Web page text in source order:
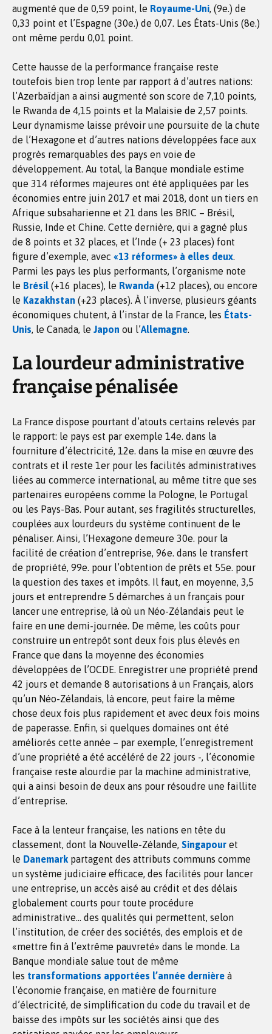
augmenté que de 0,59 point, le Royaume-Uni, (9e.) de
0,33 point et l’Espagne (30e.) de 0,07. Les États-Unis (8e.)
ont même perdu 0,01 point.
Cette hausse de la performance française reste
toutefois bien trop lente par rapport à d’autres nations:
l’Azerbaïdjan a ainsi augmenté son score de 7,10 points,
le Rwanda de 4,15 points et la Malaisie de 2,57 points.
Leur dynamisme laisse prévoir une poursuite de la chute
de l’Hexagone et d’autres nations développées face aux
progrès remarquables des pays en voie de
développement. Au total, la Banque mondiale estime
que 314 réformes majeures ont été appliquées par les
économies entre juin 2017 et mai 2018, dont un tiers en
Afrique subsaharienne et 21 dans les BRIC – Brésil,
Russie, Inde et Chine. Cette dernière, qui a gagné plus
de 8 points et 32 places, et l’Inde (+ 23 places) font
figure d’exemple, avec «13 réformes» à elles deux.
Parmi les pays les plus performants, l’organisme note
le Brésil (+16 places), le Rwanda (+12 places), ou encore
le Kazakhstan (+23 places). À l’inverse, plusieurs géants
économiques chutent, à l’instar de la France, les États-
Unis, le Canada, le Japon ou l’Allemagne.
La lourdeur administrative
française pénalisée
La France dispose pourtant d’atouts certains relevés par
le rapport: le pays est par exemple 14e. dans la
fourniture d’électricité, 12e. dans la mise en œuvre des
contrats et il reste 1er pour les facilités administratives
liées au commerce international, au même titre que ses
partenaires européens comme la Pologne, le Portugal
ou les Pays-Bas. Pour autant, ses fragilités structurelles,
couplées aux lourdeurs du système continuent de le
pénaliser. Ainsi, l’Hexagone demeure 30e. pour la
facilité de création d’entreprise, 96e. dans le transfert
de propriété, 99e. pour l’obtention de prêts et 55e. pour
la question des taxes et impôts. Il faut, en moyenne, 3,5
jours et entreprendre 5 démarches à un français pour
lancer une entreprise, là où un Néo-Zélandais peut le
faire en une demi-journée. De même, les coûts pour
construire un entrepôt sont deux fois plus élevés en
France que dans la moyenne des économies
développées de l’OCDE. Enregistrer une propriété prend
42 jours et demande 8 autorisations à un Français, alors
qu’un Néo-Zélandais, là encore, peut faire la même
chose deux fois plus rapidement et avec deux fois moins
de paperasse. Enfin, si quelques domaines ont été
améliorés cette année – par exemple, l’enregistrement
d’une propriété a été accéléré de 22 jours -, l’économie
française reste alourdie par la machine administrative,
qui a ainsi besoin de deux ans pour résoudre une faillite
d’entreprise.
Face à la lenteur française, les nations en tête du
classement, dont la Nouvelle-Zélande, Singapour et
le Danemark partagent des attributs communs comme
un système judiciaire efficace, des facilités pour lancer
une entreprise, un accès aisé au crédit et des délais
globalement courts pour toute procédure
administrative… des qualités qui permettent, selon
l’institution, de créer des sociétés, des emplois et de
«mettre fin à l’extrême pauvreté» dans le monde. La
Banque mondiale salue tout de même
les transformations apportées l’année dernière à
l’économie française, en matière de fourniture
d’électricité, de simplification du code du travail et de
baisse des impôts sur les sociétés ainsi que des